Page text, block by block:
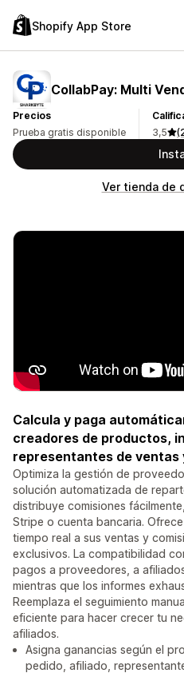
Shopify App Store
CollabPay: Multi
Precios
Prueba gratis disponible
3,5
Ver tienda de
Calcula y paga
creadores de productos,
representantes de ventas
Optimiza la gestión de
solución automatizada de
distribuye comisiones
Stripe o cuenta bancaria.
tiempo real a sus ventas y
exclusivos. La compatibilidad
pagos a proveedores, a
mientras que los informes
Reemplaza el seguimiento
eficiente para hacer crecer tu
afiliados.
Asigna ganancias según el
pedido, afiliado,